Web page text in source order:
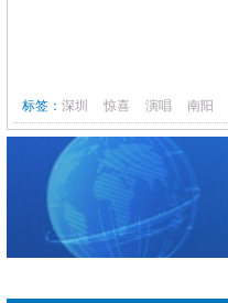
标签： 深圳 惊喜 演唱 南阳